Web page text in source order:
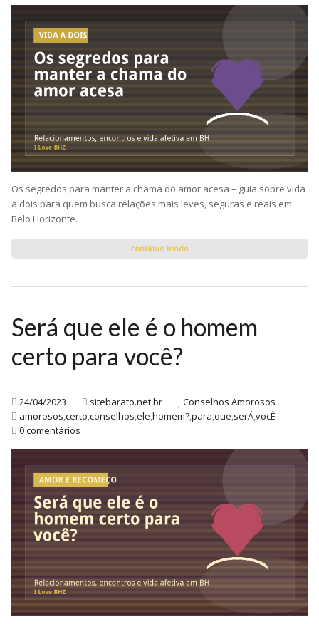
Os segredos para manter a chama do amor acesa – guia sobre vida
a dois para quem busca relações mais leves, seguras e reais em
Belo Horizonte.
continue lendo
Será que ele é o homem
certo para você?
24/04/2023 sitebarato.net.br
Conselhos Amorosos
amorosos,certo,conselhos,ele,homem?,para,que,serÁ,vocÊ
0 comentários